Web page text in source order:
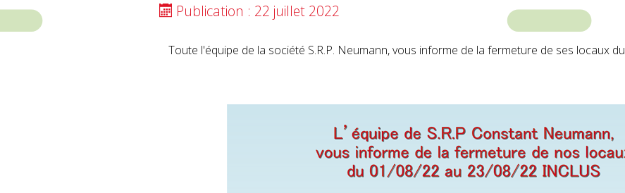
Publication : 22 juillet 2022
Toute l'équipe de la société S.R.P. Neumann, vous informe de la fermeture de ses locaux du